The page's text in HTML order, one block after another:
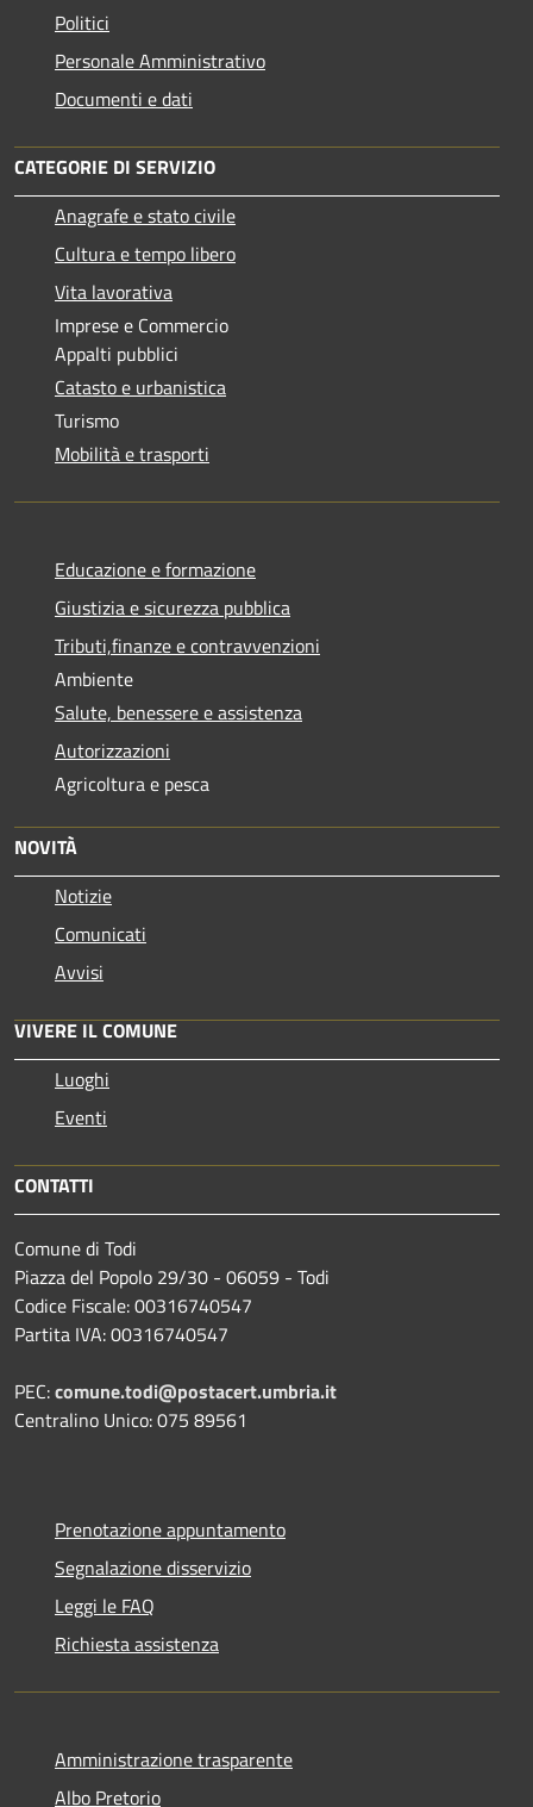
Politici
Personale Amministrativo
Documenti e dati
CATEGORIE DI SERVIZIO
Anagrafe e stato civile
Cultura e tempo libero
Vita lavorativa
Imprese e Commercio
Appalti pubblici
Catasto e urbanistica
Turismo
Mobilità e trasporti
Educazione e formazione
Giustizia e sicurezza pubblica
Tributi,finanze e contravvenzioni
Ambiente
Salute, benessere e assistenza
Autorizzazioni
Agricoltura e pesca
NOVITÀ
Notizie
Comunicati
Avvisi
VIVERE IL COMUNE
Luoghi
Eventi
CONTATTI
Comune di Todi
Piazza del Popolo 29/30 - 06059 - Todi
Codice Fiscale: 00316740547
Partita IVA: 00316740547
PEC:comune.todi@postacert.umbria.it
Centralino Unico: 075 89561
Prenotazione appuntamento
Segnalazione disservizio
Leggi le FAQ
Richiesta assistenza
Amministrazione trasparente
Albo Pretorio